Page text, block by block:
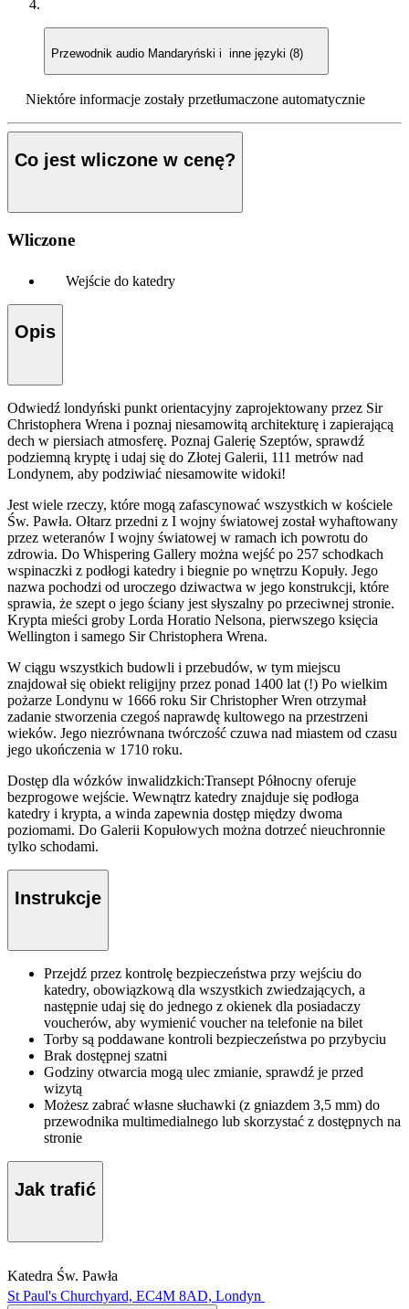
Przewodnik audio Mandaryński i inne języki (8)
Niektóre informacje zostały przetłumaczone automatycznie
Co jest wliczone w cenę?
Wliczone
Wejście do katedry
Opis
Odwiedź londyński punkt orientacyjny zaprojektowany przez Sir
Christophera Wrena i poznaj niesamowitą architekturę i zapierającą
dech w piersiach atmosferę. Poznaj Galerię Szeptów, sprawdź
podziemną kryptę i udaj się do Złotej Galerii, 111 metrów nad
Londynem, aby podziwiać niesamowite widoki!
Jest wiele rzeczy, które mogą zafascynować wszystkich w kościele
Św. Pawła. Ołtarz przedni z I wojny światowej został wyhaftowany
przez weteranów I wojny światowej w ramach ich powrotu do
zdrowia. Do Whispering Gallery można wejść po 257 schodkach
wspinaczki z podłogi katedry i biegnie po wnętrzu Kopuły. Jego
nazwa pochodzi od uroczego dziwactwa w jego konstrukcji, które
sprawia, że szept o jego ściany jest słyszalny po przeciwnej stronie.
Krypta mieści groby Lorda Horatio Nelsona, pierwszego księcia
Wellington i samego Sir Christophera Wrena.
W ciągu wszystkich budowli i przebudów, w tym miejscu
znajdował się obiekt religijny przez ponad 1400 lat (!) Po wielkim
pożarze Londynu w 1666 roku Sir Christopher Wren otrzymał
zadanie stworzenia czegoś naprawdę kultowego na przestrzeni
wieków. Jego niezrównana twórczość czuwa nad miastem od czasu
jego ukończenia w 1710 roku.
Dostęp dla wózków inwalidzkich:Transept Północny oferuje
bezprogowe wejście. Wewnątrz katedry znajduje się podłoga
katedry i krypta, a winda zapewnia dostęp między dwoma
poziomami. Do Galerii Kopułowych można dotrzeć nieuchronnie
tylko schodami.
Instrukcje
Przejdź przez kontrolę bezpieczeństwa przy wejściu do
katedry, obowiązkową dla wszystkich zwiedzających, a
następnie udaj się do jednego z okienek dla posiadaczy
voucherów, aby wymienić voucher na telefonie na bilet
Torby są poddawane kontroli bezpieczeństwa po przybyciu
Brak dostępnej szatni
Godziny otwarcia mogą ulec zmianie, sprawdź je przed
wizytą
Możesz zabrać własne słuchawki (z gniazdem 3,5 mm) do
przewodnika multimedialnego lub skorzystać z dostępnych na
stronie
Jak trafić
Katedra Św. Pawła
St Paul's Churchyard, EC4M 8AD, Londyn